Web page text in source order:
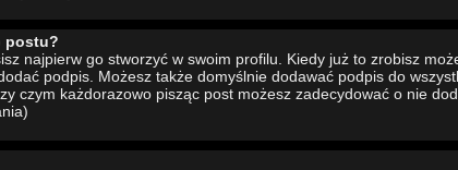
postu?
najpierw go stworzyć w swoim profilu. Kiedy już to zrobisz
podpis. Możesz także domyślnie dodawać podpis do
czym każdorazowo pisząc post możesz zadecydować o nie